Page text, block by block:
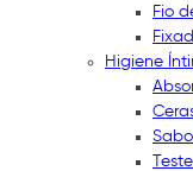
Fio
Higiene